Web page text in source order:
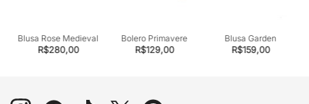
Blusa Rose Medieval
R$280,00
Bolero Primavere
R$129,00
Blusa Garden
R$159,00